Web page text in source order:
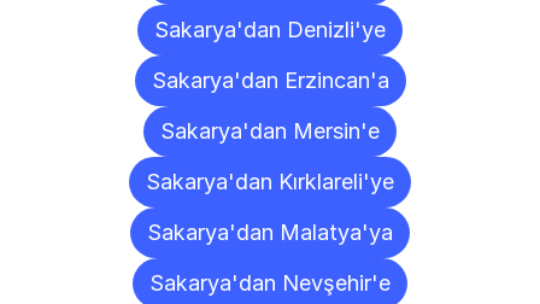
Sakarya'dan Denizli'ye
Sakarya'dan Erzincan'a
Sakarya'dan Mersin'e
Sakarya'dan Kırklareli'ye
Sakarya'dan Malatya'ya
Sakarya'dan Nevşehir'e